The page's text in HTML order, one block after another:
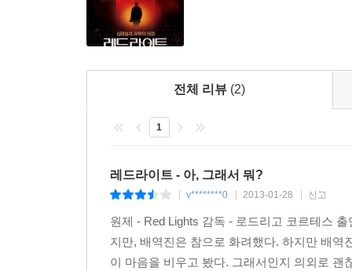
전체 리뷰 (2)
1
레드라이트 - 아, 그래서 뭐?
v********0 2013-01-28 신고
원제 - Red Lights 감독 - 로드리고 코르테스
지만, 배역진은 참으로 화려했다. 하지만 배
이 마음을 비우고 봤다. 그래서인지 의외로 괜